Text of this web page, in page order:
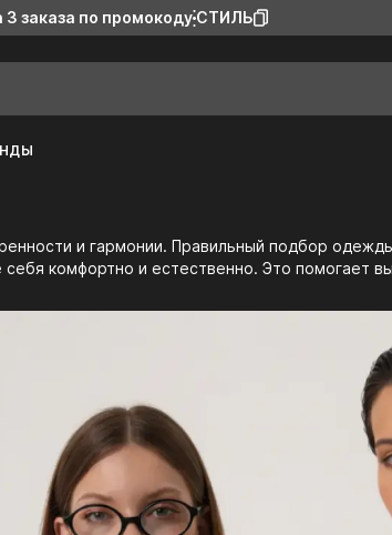
3 заказа по промокоду СТИЛЬ
комфортно и естественно. Это помогает